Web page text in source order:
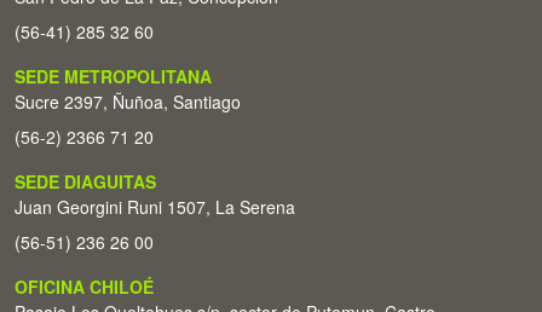
(56-41) 285 32 60
SEDE METROPOLITANA
Sucre 2397, Ñuñoa, Santiago
(56-2) 2366 71 20
SEDE DIAGUITAS
Juan Georgini Runi 1507, La Serena
(56-51) 236 26 00
OFICINA CHILOÉ